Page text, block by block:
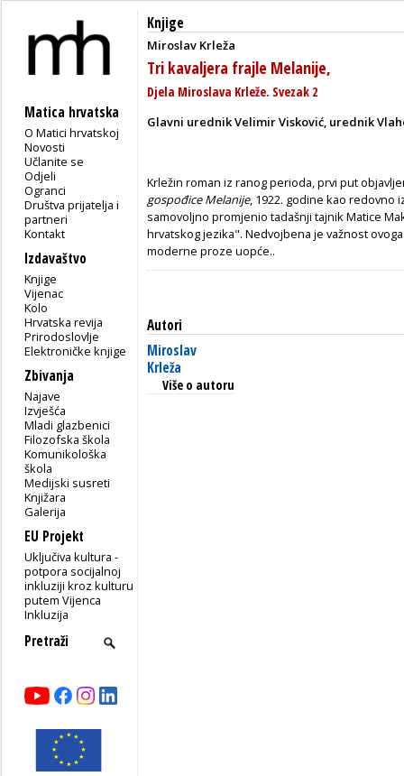
Matica hrvatska
O Matici hrvatskoj
Novosti
Učlanite se
Odjeli
Ogranci
Društva prijatelja i
partneri
Kontakt
Izdavaštvo
Knjige
Vijenac
Kolo
Hrvatska revija
Prirodoslovlje
Elektroničke knjige
Zbivanja
Najave
Izvješća
Mladi glazbenici
Filozofska škola
Komunikološka
škola
Medijski susreti
Knjižara
Galerija
EU Projekt
Uključiva kultura -
potpora socijalnoj
inkluziji kroz kulturu
putem Vijenca
Inkluzija
Knjige
Miroslav Krleža
Tri kavaljera frajle Melanije,
Djela Miroslava Krleže. Svezak 2
Glavni urednik Velimir Visković, urednik
Krležin roman iz ranog perioda, prvi put
gospođice Melanije, 1922. godine kao redovno
samovoljno promjenio tadašnji tajnik Matice
hrvatskog jezika". Nedvojbena je važnost
moderne proze uopće..
Autori
Miroslav
Krleža
Više o autoru